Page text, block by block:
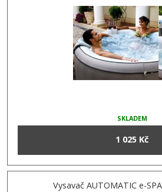
SKLADEM
1 025 Kč
Vysavač AUTOMATIC e-